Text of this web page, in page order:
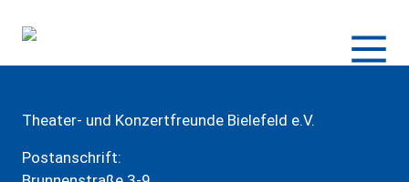
Inhalt
Theater- und Konzertfreunde Bielefeld e.V.
Postanschrift: